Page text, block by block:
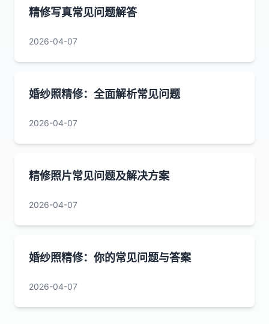
精修写真常见问题解答
2026-04-07
婚纱照精修：全面解析常见问题
2026-04-07
精修照片常见问题及解决方案
2026-04-07
婚纱照精修：你的常见问题与答案
2026-04-07